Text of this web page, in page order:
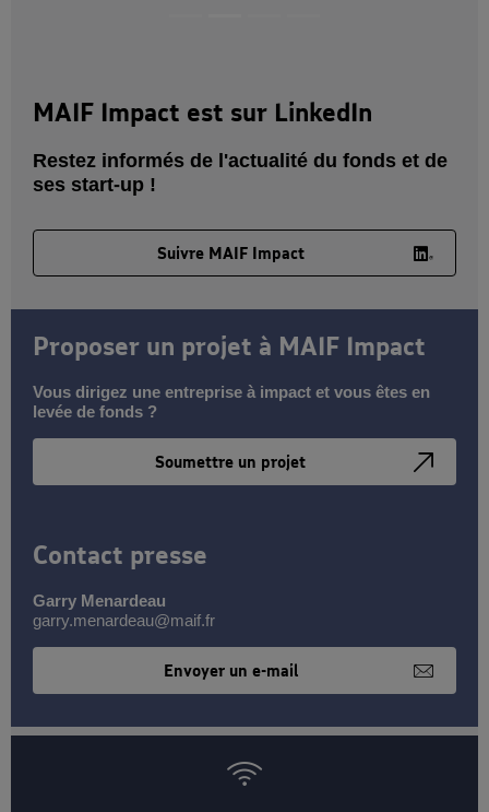
MAIF Impact est sur LinkedIn
Restez informés de l'actualité du fonds et de
ses start-up !
Suivre MAIF Impact
Proposer un projet à MAIF Impact
Vous dirigez une entreprise à impact et vous êtes en
levée de fonds ?
Soumettre un projet
Contact presse
Garry Menardeau
garry.menardeau@maif.fr
Envoyer un e-mail